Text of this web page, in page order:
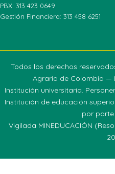
PBX: 313 423 0649
Gestión Financiera: 313 458 6251
Todos los derechos
Agraria de Colombia —
Institución universitaria.
Institución de educación
por parte
Vigilada MINEDUCACIÓN